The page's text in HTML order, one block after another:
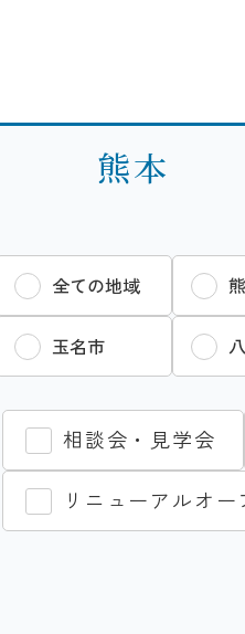
熊本
全ての地域
玉名市
相談会・見学会
リニューアルオー